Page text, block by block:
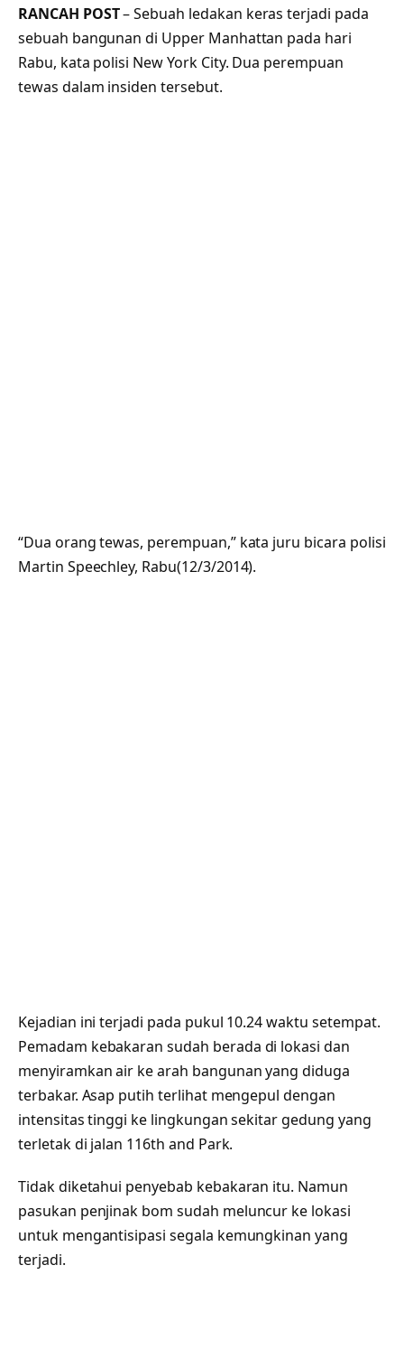
RANCAH POST– Sebuah ledakan keras terjadi pada
sebuah bangunan di Upper Manhattan pada hari
Rabu, kata polisi New York City. Dua perempuan
tewas dalam insiden tersebut.
“Dua orang tewas, perempuan,” kata juru bicara polisi
Martin Speechley, Rabu(12/3/2014).
Kejadian ini terjadi pada pukul 10.24 waktu setempat.
Pemadam kebakaran sudah berada di lokasi dan
menyiramkan air ke arah bangunan yang diduga
terbakar. Asap putih terlihat mengepul dengan
intensitas tinggi ke lingkungan sekitar gedung yang
terletak di jalan 116th and Park.
Tidak diketahui penyebab kebakaran itu. Namun
pasukan penjinak bom sudah meluncur ke lokasi
untuk mengantisipasi segala kemungkinan yang
terjadi.